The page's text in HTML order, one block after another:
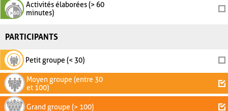
Activités élaborées (> 60
minutes)
PARTICIPANTS
Petit groupe (< 30)
Moyen groupe (entre 30
et 100)
Grand groupe (> 100)